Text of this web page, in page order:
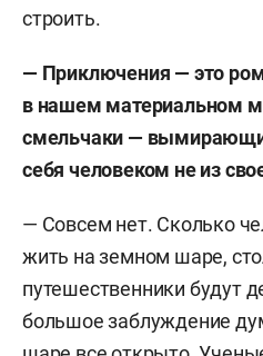
строить.
— Приключения — это
в нашем материальном
смельчаки —
себя человеком не из
— Совсем нет. Сколько
жить на земном шаре,
путешественники будут
большое заблуждение